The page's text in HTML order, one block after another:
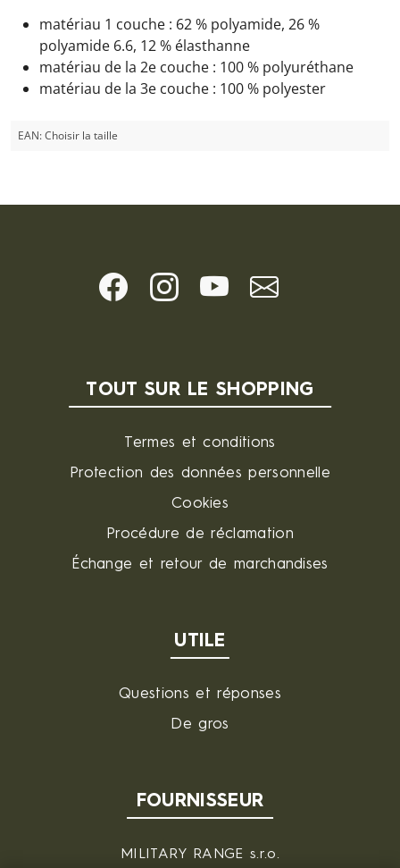
matériau 1 couche : 62 % polyamide, 26 %
polyamide 6.6, 12 % élasthanne
matériau de la 2e couche : 100 % polyuréthane
matériau de la 3e couche : 100 % polyester
EAN:Choisir la taille
TOUT SUR LE SHOPPING
Termes et conditions
Protection des données personnelle
Cookies
Procédure de réclamation
Échange et retour de marchandises
UTILE
Questions et réponses
De gros
FOURNISSEUR
MILITARY RANGE s.r.o.